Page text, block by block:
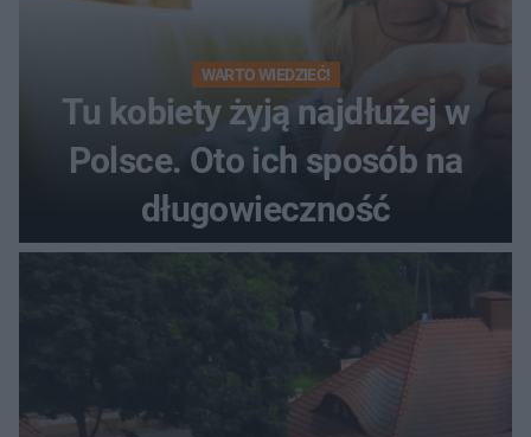
WARTO WIEDZIEĆ!
Tu kobiety żyją najdłużej w
Polsce. Oto ich sposób na
długowieczność